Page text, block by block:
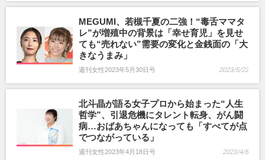
MEGUMI、若槻千夏の二強！“毒舌ママタ
レ”が増殖中の背景は「幸せ育児」を見せ
ても“売れない”需要の変化と金銭面の「大
きなうまみ」
週刊女性2023年5月30日号 2023/5/22
北斗晶が語る女子プロから始まった“人生
哲学”、引退危機にタレント転身、がん闘
病…おばあちゃんになっても「すべてが点
でつながっている」
週刊女性2023年4月18日号 2023/4/8